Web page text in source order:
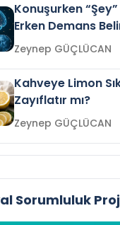
Konuşurken
Erken Demans
mi?
Zeynep GÜÇLÜCAN
Kahveye Limon
Zayıflatır mı?
Zeynep GÜÇLÜCAN
Sorumluluk